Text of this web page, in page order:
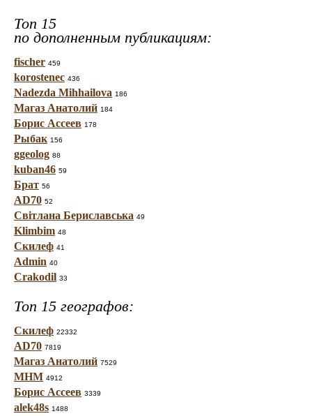
Топ 15
по дополненным публикациям:
fischer 459
korostenec 436
Nadezda Mihhailova 186
Магаз Анатолий 184
Борис Ассеев 178
Рыбак 156
ggeolog 88
kuban46 59
Брат 56
AD70 52
Світлана Бериславська 49
Klimbim 48
Скилеф 41
Admin 40
Crakodil 33
Топ 15 географов:
Скилеф 22332
AD70 7819
Магаз Анатолий 7529
МНМ 4912
Борис Ассеев 3339
alek48s 1488